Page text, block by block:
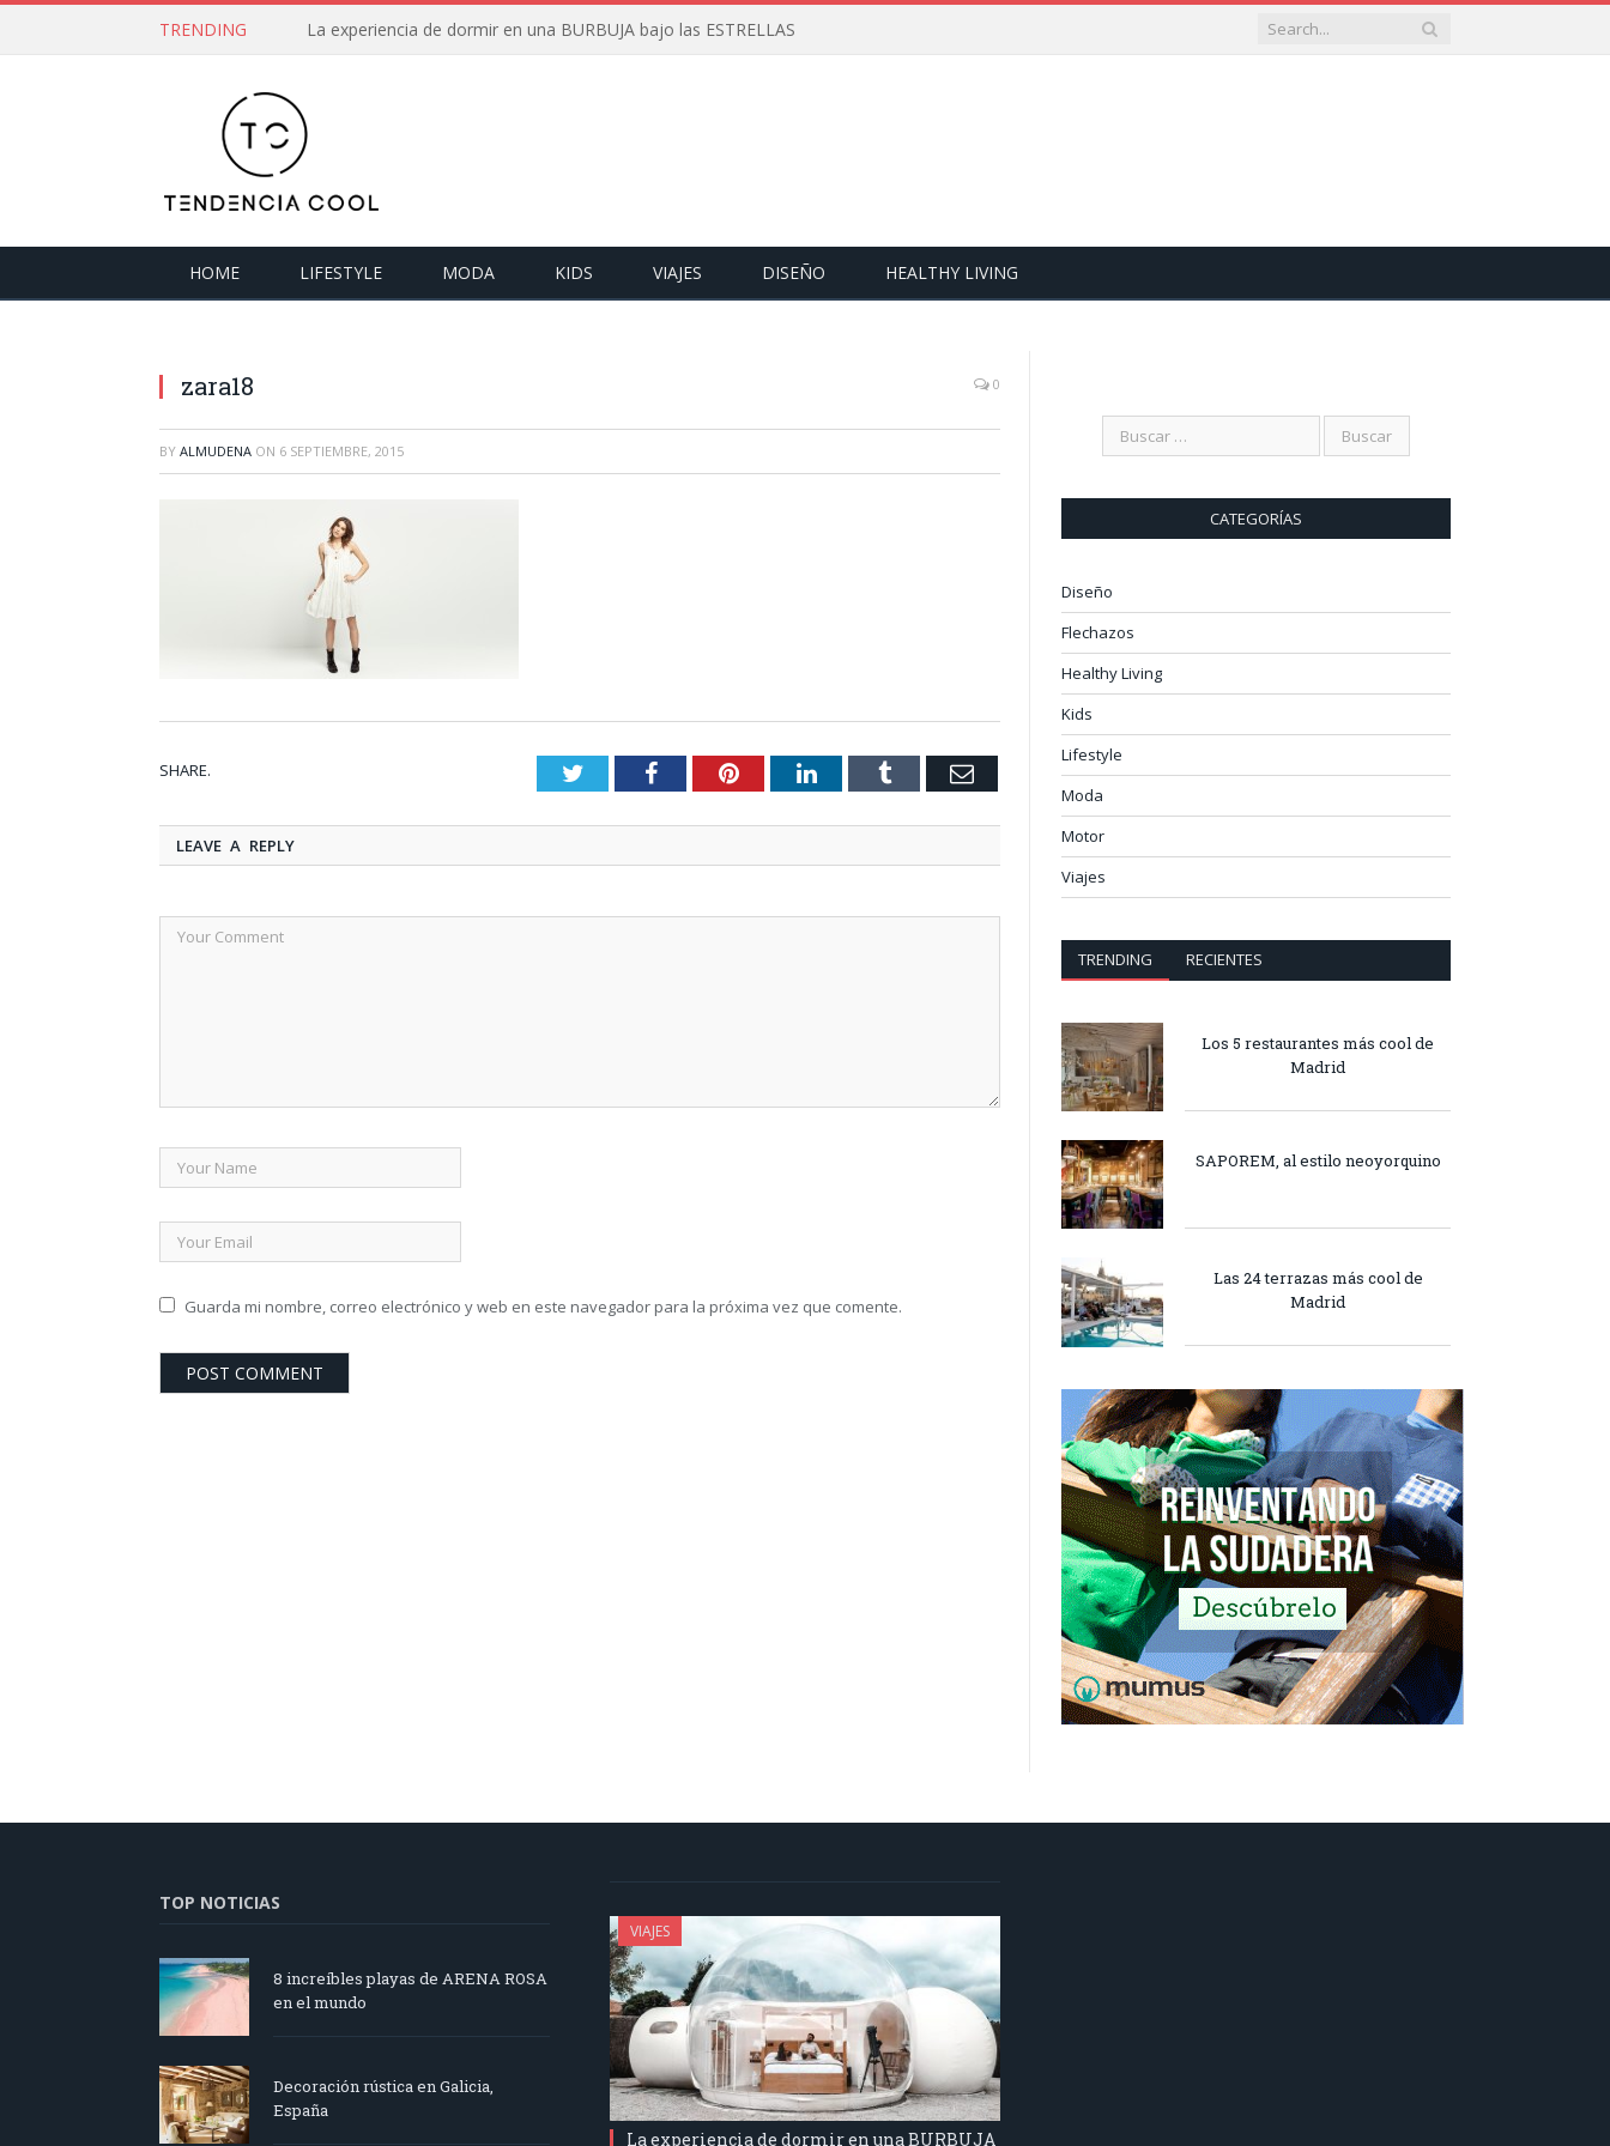
TRENDING La experiencia de dormir en una BURBUJA bajo las ESTRELLAS
HOME LIFESTYLE MODA KIDS VIAJES DISEÑO HEALTHY LIVING
zara18 0
BY ALMUDENA ON 6 SEPTIEMBRE, 2015
SHARE. TwitterFacebookPinterestLinkedInTumblr Email
LEAVE A REPLY
Guarda mi nombre, correo electrónico y web en este navegador para la próxima vez que comente.
CATEGORÍAS
Diseño
Flechazos
Healthy Living
Kids
Lifestyle
Moda
Motor
Viajes
TRENDING RECIENTES
Los 5 restaurantes más cool de
Madrid
SAPOREM, al estilo neoyorquino
Las 24 terrazas más cool de
Madrid
TOP NOTICIAS
8 increíbles playas de ARENA ROSA
en el mundo
Decoración rústica en Galicia,
España
VIAJES
La experiencia de dormir en una BURBUJA